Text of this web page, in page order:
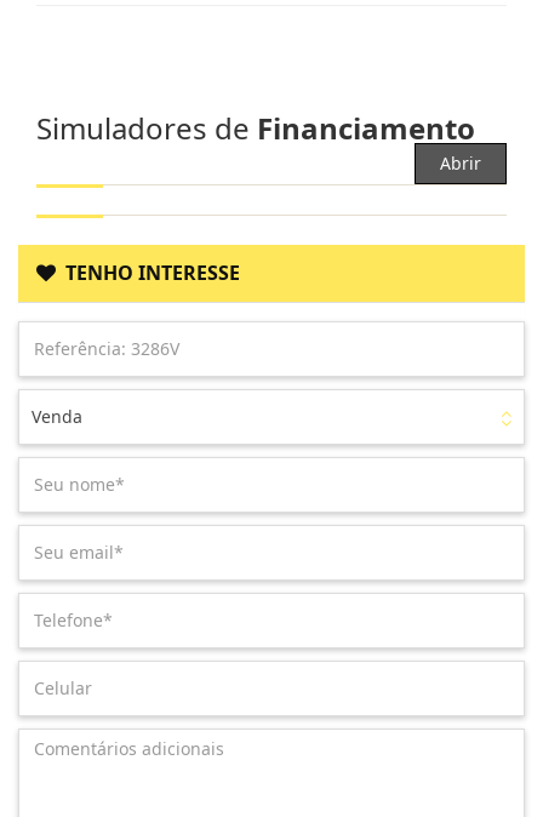
Simuladores de Financiamento
Abrir
TENHO INTERESSE
Venda